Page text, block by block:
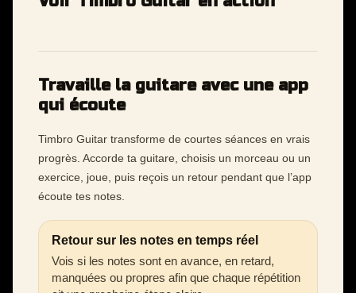
Travaille la guitare avec une app
qui écoute
Timbro Guitar transforme de courtes séances en vrais
progrès. Accorde ta guitare, choisis un morceau ou un
exercice, joue, puis reçois un retour pendant que l’app
écoute tes notes.
Retour sur les notes en temps réel
Vois si les notes sont en avance, en retard,
manquées ou propres afin que chaque répétition